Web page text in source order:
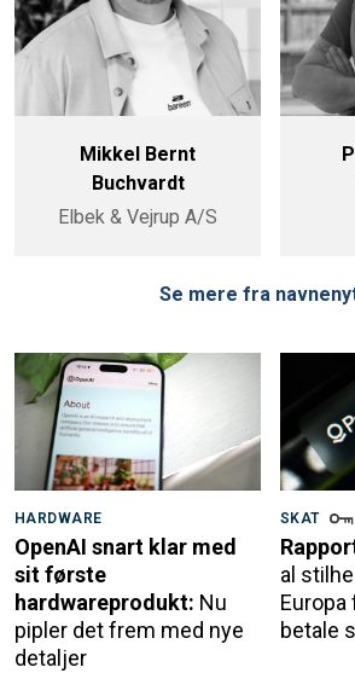
Mikkel Bernt
Buchvardt
Elbek & Vejrup A/S
Se mere fra
HARDWARE
OpenAI snart klar med
sit første
hardwareprodukt: Nu
pipler det frem med nye
detaljer
SKAT
al
Europa
betale